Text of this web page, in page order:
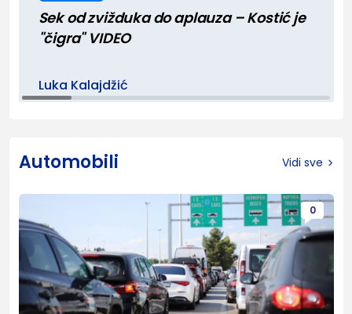
Sek od zvižduka do aplauza – Kostić je
"čigra" VIDEO
Luka Kalajdžić
Automobili Vidi sve
0